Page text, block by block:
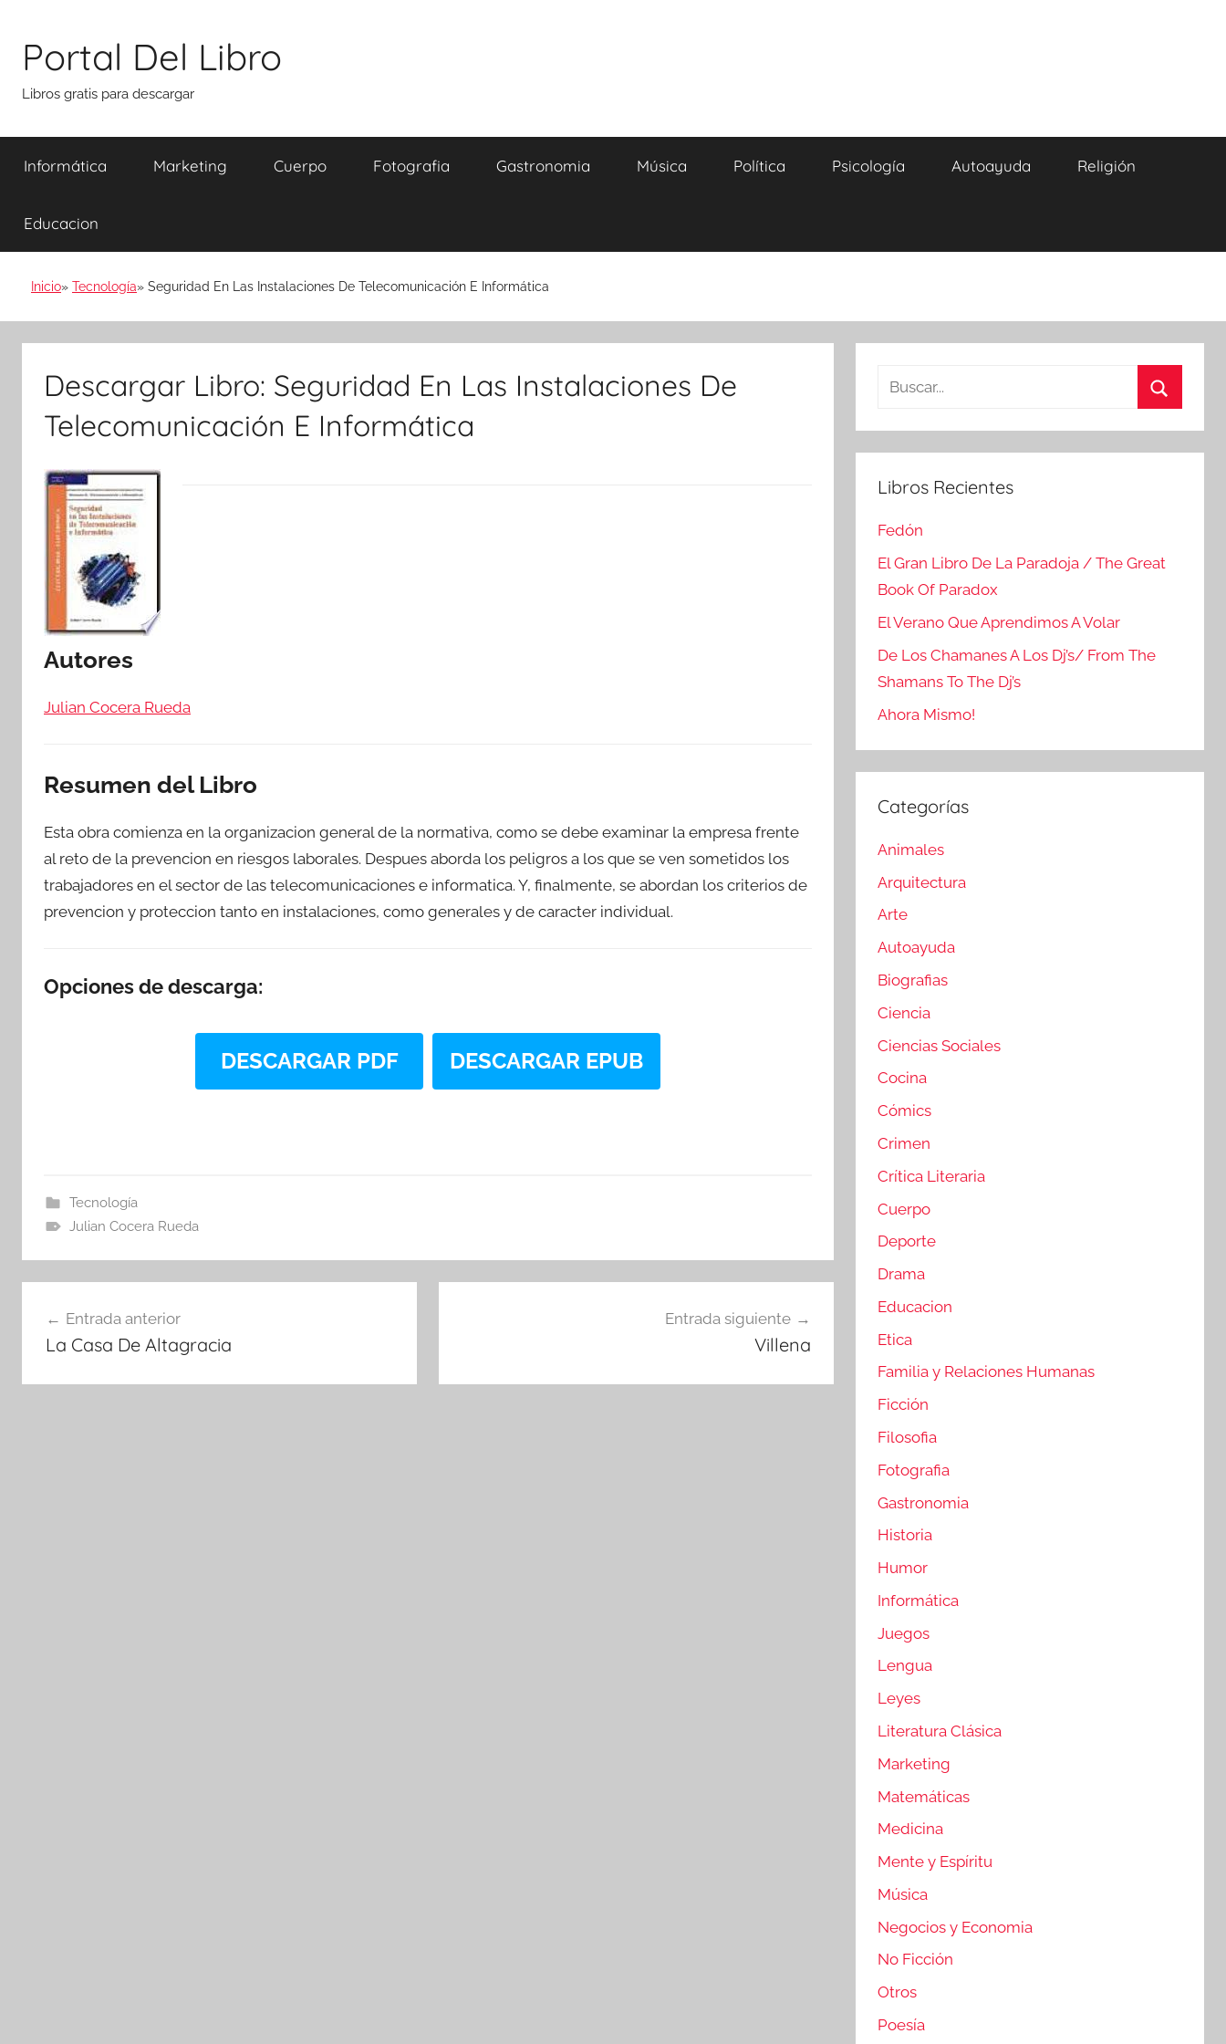
contenido
Portal Del Libro
Libros gratis para descargar
Informática Marketing Cuerpo Fotografia Gastronomia Música Política Psicología Autoayuda Religión
Educacion
Inicio Tecnología Seguridad En Las Instalaciones De Telecomunicación E Informática
Descargar Libro: Seguridad En Las Instalaciones De
Telecomunicación E Informática
Autores
Julian Cocera Rueda
Resumen del Libro
Esta obra comienza en la organizacion general de la normativa, como se debe examinar la empresa frente
al reto de la prevencion en riesgos laborales. Despues aborda los peligros a los que se ven sometidos los
trabajadores en el sector de las telecomunicaciones e informatica. Y, finalmente, se abordan los criterios de
prevencion y proteccion tanto en instalaciones, como generales y de caracter individual.
Opciones de descarga:
DESCARGAR PDF DESCARGAR EPUB
Tecnología
Julian Cocera Rueda
de
Entrada anterior
La Casa De Altagracia
Entrada siguiente
Villena
Buscar:
Libros Recientes
Fedón
El Gran Libro De La Paradoja / The Great
Book Of Paradox
El Verano Que Aprendimos A Volar
De Los Chamanes A Los Dj’s/ From The
Shamans To The Dj’s
Ahora Mismo!
Categorías
Animales
Arquitectura
Arte
Autoayuda
Biografias
Ciencia
Ciencias Sociales
Cocina
Cómics
Crimen
Crítica Literaria
Cuerpo
Deporte
Drama
Educacion
Etica
Familia y Relaciones Humanas
Ficción
Filosofia
Fotografia
Gastronomia
Historia
Humor
Informática
Juegos
Lengua
Leyes
Literatura Clásica
Marketing
Matemáticas
Medicina
Mente y Espíritu
Música
Negocios y Economia
No Ficción
Otros
Poesía